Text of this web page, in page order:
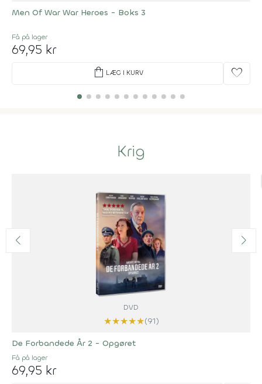
Men Of War War Heroes - Boks 3
Få på lager
69,95 kr
shopping_bag LÆG I KURV favorite
Krig
DVD
★★★★★(91)
De Forbandede År 2 - Opgøret
Få på lager
69,95 kr